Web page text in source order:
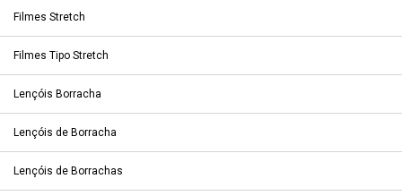
Filmes Stretch
Filmes Tipo Stretch
Lençóis Borracha
Lençóis de Borracha
Lençóis de Borrachas